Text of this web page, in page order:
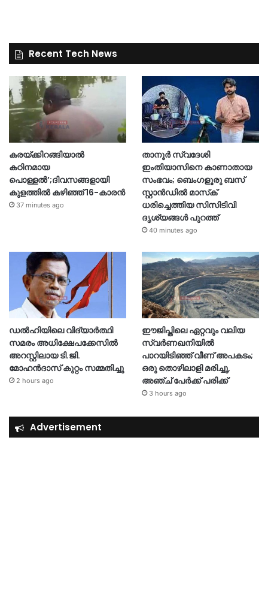
Recent Tech News
കരയ്ക്കിറങ്ങിയാൽ
കഠിനമായ
പൊള്ളൽ’;ദിവസങ്ങളായി
കുളത്തിൽ കഴിഞ്ഞ് 16-കാരൻ
37 minutes ago
താനൂർ സ്വദേശി
ഇംതിയാസിനെ കാണാതായ
സംഭവം; ബെംഗളൂരു ബസ്
സ്റ്റാൻഡിൽ മാസ്‌ക്
ധരിച്ചെത്തിയ സിസിടിവി
ദൃശ്യങ്ങൾ പുറത്ത്
40 minutes ago
ഡൽഹിയിലെ വിദ്യാർത്ഥി
സമരം അധിക്ഷേപക്കേസിൽ
അറസ്റ്റിലായ ടി.ജി.
മോഹൻദാസ് കുറ്റം സമ്മതിച്ചു
2 hours ago
ഈജിപ്തിലെ ഏറ്റവും വലിയ
സ്വർണഖനിയിൽ
പാറയിടിഞ്ഞ് വീണ് അപകടം;
ഒരു തൊഴിലാളി മരിച്ചു,
അഞ്ച് പേർക്ക് പരിക്ക്
3 hours ago
Advertisement